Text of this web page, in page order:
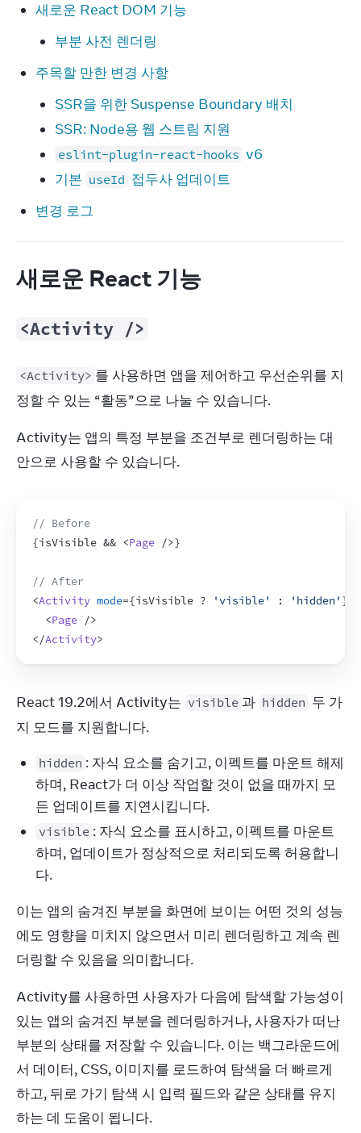
새로운 React DOM 기능
부분 사전 렌더링
주목할 만한 변경 사항
SSR을 위한 Suspense Boundary 배치
SSR: Node용 웹 스트림 지원
eslint-plugin-react-hooks v6
기본 useId 접두사 업데이트
변경 로그
새로운 React 기능
<Activity />
<Activity> 를 사용하면 앱을 제어하고 우선순위를 지
정할 수 있는 “활동”으로 나눌 수 있습니다.
Activity는 앱의 특정 부분을 조건부로 렌더링하는 대
안으로 사용할 수 있습니다.
// Before
{isVisible && <Page />}
// After
<Activity mode={isVisible ? 'visible' : 'hidden' }
<Page />
</Activity>
React 19.2에서 Activity는 visible 과 hidden 두 가
지 모드를 지원합니다.
hidden : 자식 요소를 숨기고, 이펙트를 마운트 해제
하며, React가 더 이상 작업할 것이 없을 때까지 모
든 업데이트를 지연시킵니다.
visible : 자식 요소를 표시하고, 이펙트를 마운트
하며, 업데이트가 정상적으로 처리되도록 허용합니
다.
이는 앱의 숨겨진 부분을 화면에 보이는 어떤 것의 성능
에도 영향을 미치지 않으면서 미리 렌더링하고 계속 렌
더링할 수 있음을 의미합니다.
Activity를 사용하면 사용자가 다음에 탐색할 가능성이
있는 앱의 숨겨진 부분을 렌더링하거나, 사용자가 떠난
부분의 상태를 저장할 수 있습니다. 이는 백그라운드에
서 데이터, CSS, 이미지를 로드하여 탐색을 더 빠르게
하고, 뒤로 가기 탐색 시 입력 필드와 같은 상태를 유지
하는 데 도움이 됩니다.